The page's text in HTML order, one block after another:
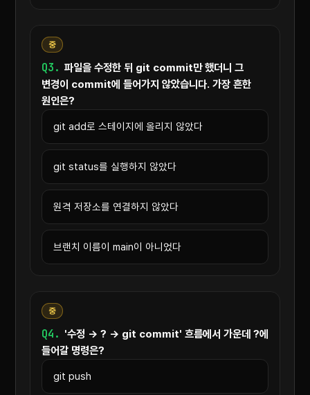
중
Q3. 파일을 수정한 뒤 git commit만 했더니 그
변경이 commit에 들어가지 않았습니다. 가장 흔한
원인은?
git add로 스테이지에 올리지 않았다
git status를 실행하지 않았다
원격 저장소를 연결하지 않았다
브랜치 이름이 main이 아니었다
중
Q4. '수정 → ? → git commit' 흐름에서 가운데 ?에
들어갈 명령은?
git push